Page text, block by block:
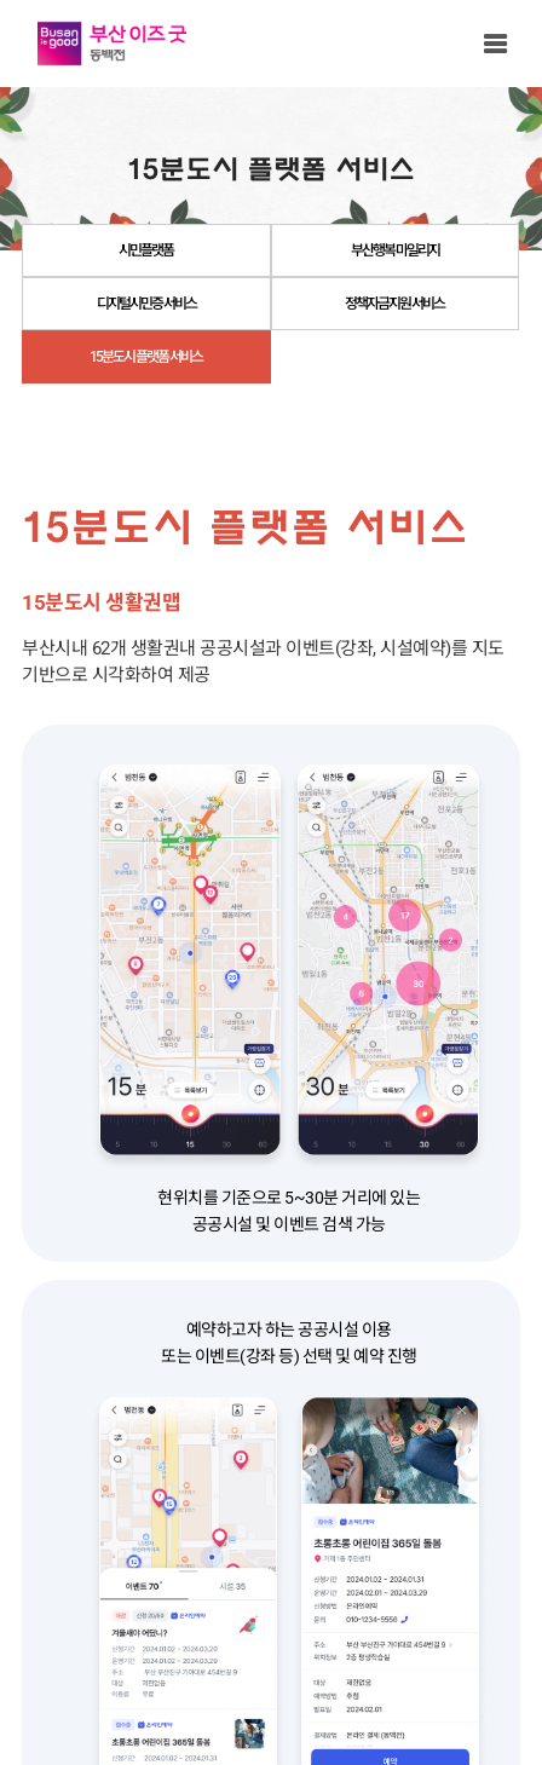
15분도시 플랫폼 서비스
시민플랫폼 부산행복 마일리지
디지털시민증 서비스 정책자금지원 서비스
15분도시 플랫폼 서비스
15분도시 플랫폼 서비스
15분도시 생활권맵
부산시내 62개 생활권내 공공시설과 이벤트(강좌, 시설예약)를 지도
기반으로 시각화하여 제공
현위치를 기준으로 5~30분 거리에 있는
공공시설 및 이벤트 검색 가능
예약하고자 하는 공공시설 이용
또는 이벤트(강좌 등) 선택 및 예약 진행